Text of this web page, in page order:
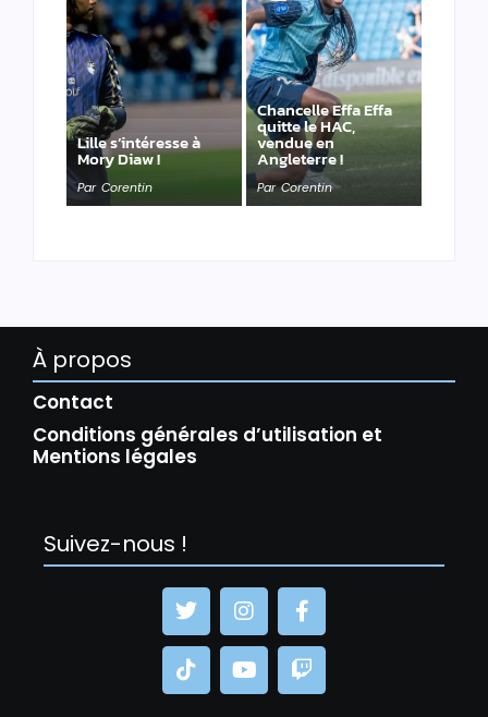
Lille s’intéresse à
Mory Diaw !
Par Corentin
Chancelle Effa Effa
quitte le HAC,
vendue en
Angleterre !
Par Corentin
À propos
Contact
Conditions générales d’utilisation et
Mentions légales
Suivez-nous !